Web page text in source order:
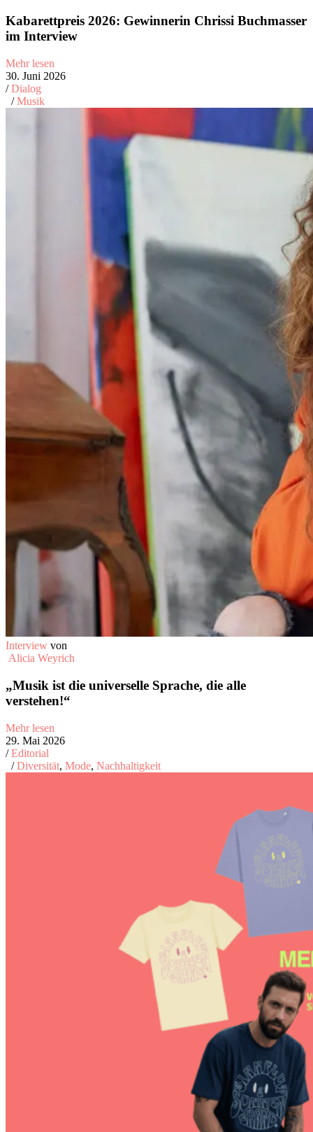
Kabarettpreis 2026: Gewinnerin Chrissi Buchmasser
im Interview
Mehr lesen
30. Juni 2026
/Dialog
/Musik
Interview von
Alicia Weyrich
„Musik ist die universelle Sprache, die alle
verstehen!“
Mehr lesen
29. Mai 2026
/Editorial
/Diversität, Mode, Nachhaltigkeit